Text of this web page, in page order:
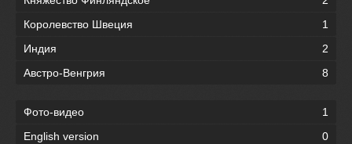
Королевство Швеция
1
Индия
2
Австро-Венгрия
8
Фото-видео
1
English version
0